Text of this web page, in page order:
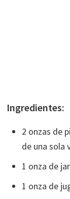
Ingredientes:
2 onzas de
de una sola
1 onza de
1 onza de